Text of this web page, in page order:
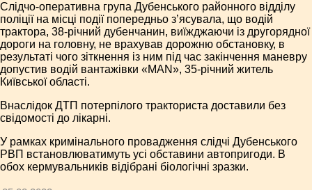
Слідчо-оперативна група Дубенського районного відділу
поліції на місці події попередньо з’ясувала, що водій
трактора, 38-річний дубенчанин, виїжджаючи із другорядної
дороги на головну, не врахував дорожню обстановку, в
результаті чого зіткнення із ним під час закінчення маневру
допустив водій вантажівки «MAN», 35-річний житель
Київської області.
Внаслідок ДТП потерпілого тракториста доставили без
свідомості до лікарні.
У рамках кримінального провадження слідчі Дубенського
РВП встановлюватимуть усі обставини автопригоди. В
обох кермувальників відібрані біологічні зразки.